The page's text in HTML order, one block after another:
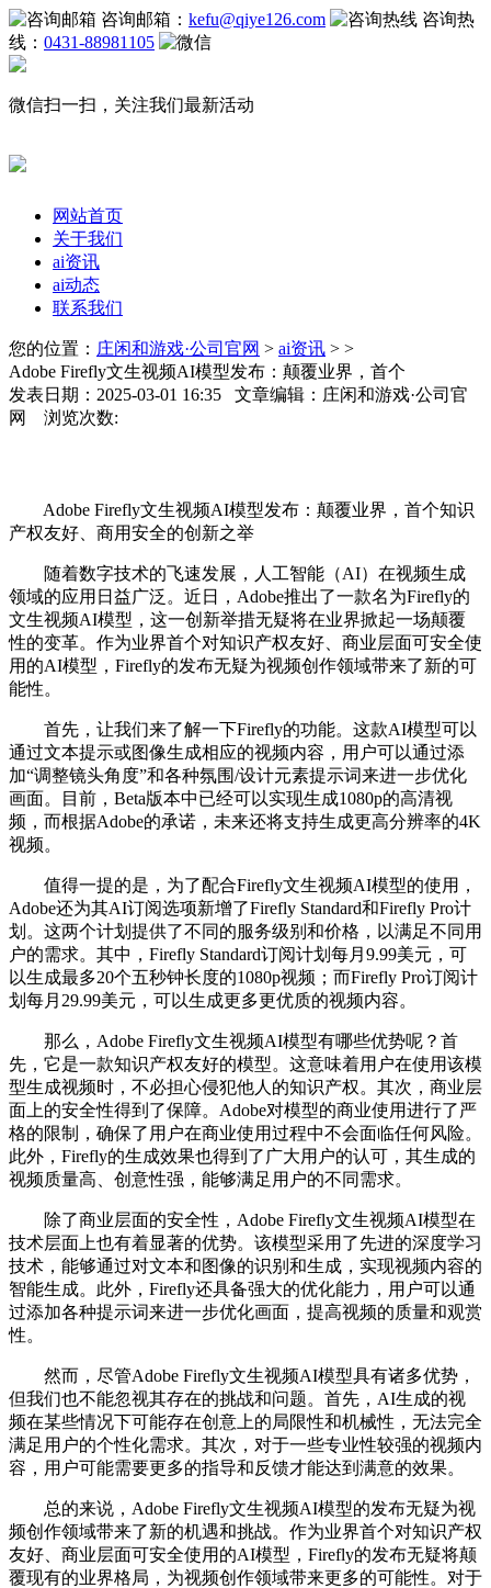
咨询邮箱： kefu@qiye126.com
咨询热
线： 0431-88981105
微信扫一扫，关注我们最新活动
网站首页
关于我们
ai资讯
ai动态
联系我们
您的位置： 庄闲和游戏·公司官网 > ai资讯 > >
Adobe Firefly文生视频AI模型发布：颠覆业界，首个
发表日期：2025-03-01 16:35 文章编辑：庄闲和游戏·公司官
网 浏览次数:
Adobe Firefly文生视频AI模型发布：颠覆业界，首个知识
产权友好、商用安全的创新之举
随着数字技术的飞速发展，人工智能（AI）在视频生成
领域的应用日益广泛。近日，Adobe推出了一款名为Firefly的
文生视频AI模型，这一创新举措无疑将在业界掀起一场颠覆
性的变革。作为业界首个对知识产权友好、商业层面可安全使
用的AI模型，Firefly的发布无疑为视频创作领域带来了新的可
能性。
首先，让我们来了解一下Firefly的功能。这款AI模型可以
通过文本提示或图像生成相应的视频内容，用户可以通过添
加“调整镜头角度”和各种氛围/设计元素提示词来进一步优化
画面。目前，Beta版本中已经可以实现生成1080p的高清视
频，而根据Adobe的承诺，未来还将支持生成更高分辨率的4K
视频。
值得一提的是，为了配合Firefly文生视频AI模型的使用，
Adobe还为其AI订阅选项新增了Firefly Standard和Firefly Pro计
划。这两个计划提供了不同的服务级别和价格，以满足不同用
户的需求。其中，Firefly Standard订阅计划每月9.99美元，可
以生成最多20个五秒钟长度的1080p视频；而Firefly Pro订阅计
划每月29.99美元，可以生成更多更优质的视频内容。
那么，Adobe Firefly文生视频AI模型有哪些优势呢？首
先，它是一款知识产权友好的模型。这意味着用户在使用该模
型生成视频时，不必担心侵犯他人的知识产权。其次，商业层
面上的安全性得到了保障。Adobe对模型的商业使用进行了严
格的限制，确保了用户在商业使用过程中不会面临任何风险。
此外，Firefly的生成效果也得到了广大用户的认可，其生成的
视频质量高、创意性强，能够满足用户的不同需求。
除了商业层面的安全性，Adobe Firefly文生视频AI模型在
技术层面上也有着显著的优势。该模型采用了先进的深度学习
技术，能够通过对文本和图像的识别和生成，实现视频内容的
智能生成。此外，Firefly还具备强大的优化能力，用户可以通
过添加各种提示词来进一步优化画面，提高视频的质量和观赏
性。
然而，尽管Adobe Firefly文生视频AI模型具有诸多优势，
但我们也不能忽视其存在的挑战和问题。首先，AI生成的视
频在某些情况下可能存在创意上的局限性和机械性，无法完全
满足用户的个性化需求。其次，对于一些专业性较强的视频内
容，用户可能需要更多的指导和反馈才能达到满意的效果。
总的来说，Adobe Firefly文生视频AI模型的发布无疑为视
频创作领域带来了新的机遇和挑战。作为业界首个对知识产权
友好、商业层面可安全使用的AI模型，Firefly的发布无疑将颠
覆现有的业界格局，为视频创作领域带来更多的可能性。对于